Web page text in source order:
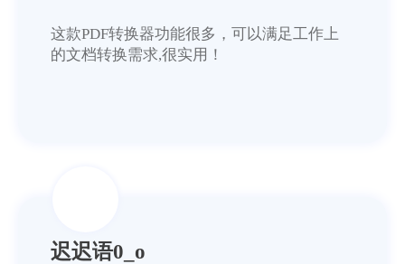
这款PDF转换器功能很多，可以满足工作上
的文档转换需求,很实用！
迟迟语0_o